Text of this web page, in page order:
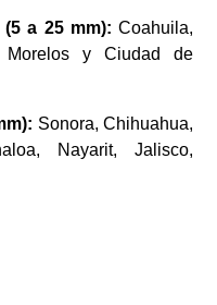
a 25 mm): Coahuila,
Morelos y Ciudad de
Sonora, Chihuahua,
Nayarit, Jalisco,